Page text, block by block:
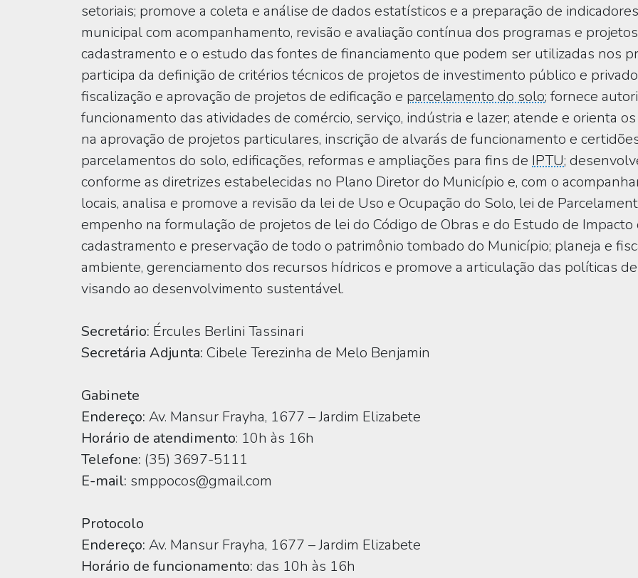
setoriais; promove a coleta e análise de dados estatísticos e a preparação de
municipal com acompanhamento, revisão e avaliação contínua dos programas e
cadastramento e o estudo das fontes de financiamento que podem ser utilizadas nos
participa da definição de critérios técnicos de projetos de investimento público e
fiscalização e aprovação de projetos de edificação e parcelamento do solo; fornece
funcionamento das atividades de comércio, serviço, indústria e lazer; atende e orienta
na aprovação de projetos particulares, inscrição de alvarás de funcionamento e
parcelamentos do solo, edificações, reformas e ampliações para fins de IPTU;
conforme as diretrizes estabelecidas no Plano Diretor do Município e, com o
locais, analisa e promove a revisão da lei de Uso e Ocupação do Solo, lei de
empenho na formulação de projetos de lei do Código de Obras e do Estudo de Impacto
cadastramento e preservação de todo o patrimônio tombado do Município; planeja e
ambiente, gerenciamento dos recursos hídricos e promove a articulação das políticas
visando ao desenvolvimento sustentável.
Secretário: Ércules Berlini Tassinari
Secretária Adjunta: Cibele Terezinha de Melo Benjamin
Gabinete
Endereço: Av. Mansur Frayha, 1677 – Jardim Elizabete
Horário de atendimento: 10h às 16h
Telefone: (35) 3697-5111
E-mail: smppocos@gmail.com
Protocolo
Endereço: Av. Mansur Frayha, 1677 – Jardim Elizabete
Horário de funcionamento: das 10h às 16h